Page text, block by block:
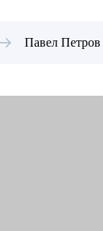
Павел Петров